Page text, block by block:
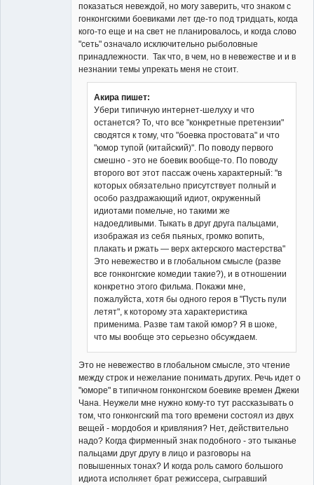
показаться невеждой, но могу заверить, что знаком с
гонконгскими боевиками лет где-то под тридцать, когда
кого-то еще и на свет не планировалось, и когда слово
"сеть" означало исключительно рыболовные
принадлежности. Так что, в чем, но в невежестве и и в
незнании темы упрекать меня не стоит.
Акира пишет:
Убери типичную интернет-шелуху и что
останется? То, что все "конкретные претензии"
сводятся к тому, что "боевка простовата" и что
"юмор тупой (китайский)". По поводу первого
смешно - это не боевик вообще-то. По поводу
второго вот этот пассаж очень характерный: "в
которых обязательно присутствует полный и
особо раздражающий идиот, окруженный
идиотами помельче, но такими же
надоедливыми. Тыкать в друг друга пальцами,
изображая из себя пьяных, громко вопить,
плакать и ржать — верх актерского мастерства"
Это невежество и в глобальном смысле (разве
все гонконгские комедии такие?), и в отношении
конкретно этого фильма. Покажи мне,
пожалуйста, хотя бы одного героя в "Пусть пули
летят", к которому эта характеристика
применима. Разве там такой юмор? Я в шоке,
что мы вообще это серьезно обсуждаем.
Это не невежество в глобальном смысле, это чтение
между строк и нежелание понимать других. Речь идет о
"юморе" в типичном гонконгском боевике времен Джеки
Чана. Неужели мне нужно кому-то тут рассказывать о
том, что гонконгский ma того времени состоял из двух
вещей - мордобоя и кривляния? Нет, действительно
надо? Когда фирменный знак подобного - это тыканье
пальцами друг другу в лицо и разговоры на
повышенных тонах? И когда роль самого большого
идиота исполняет брат режиссера, сыгравший